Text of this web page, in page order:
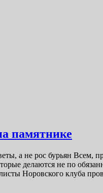
памятнике
а не рос бурьян Всем,
делаются не по
Норовского клуба